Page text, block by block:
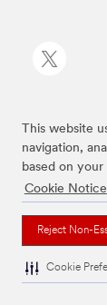
This website
navigation,
based on your
Cookie Notice
Reject Non-
Cookie